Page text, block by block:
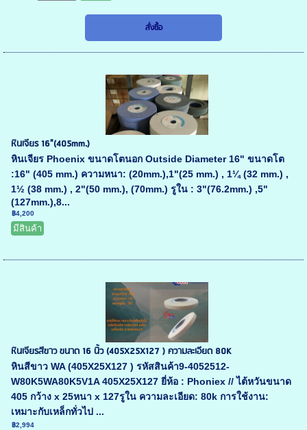
หินเจียร 16"(405mm.)
หินเจียร Phoenix ขนาดโตนอก Outside Diameter 16" ขนาดโต
:16" (405 mm.) ความหนา: (20mm.),1"(25 mm.) , 1¼ (32 mm.) ,
1½ (38 mm.) , 2"(50 mm.), (70mm.) รูใน : 3"(76.2mm.) ,5"
(127mm.),8...
฿4,200
มีสินค้า
หินเจียรสีขาว ขนาด 16 นิ้ว (405X25X127 ) ความละเอียด 80K
หินสีขาว WA (405X25X127 ) รหัสสินค้า9-4052512-
W80K5WA80K5V1A 405X25X127 ยี่ห้อ : Phoniex // ไต้หวันขนาด
405 กว้าง x 25หนา x 127รูใน ความละเอียด: 80k การใช้งาน:
เหมาะกับเหล็กทั่วไป ...
฿2,994